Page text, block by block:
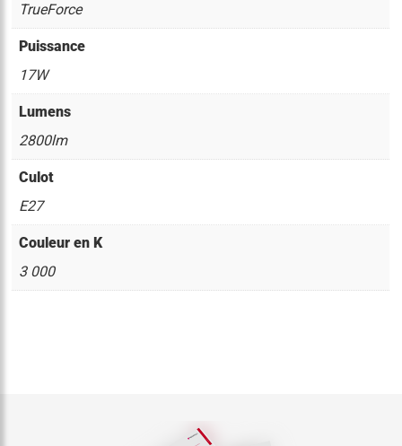
TrueForce
Puissance
17W
Lumens
2800lm
Culot
E27
Couleur en K
3 000